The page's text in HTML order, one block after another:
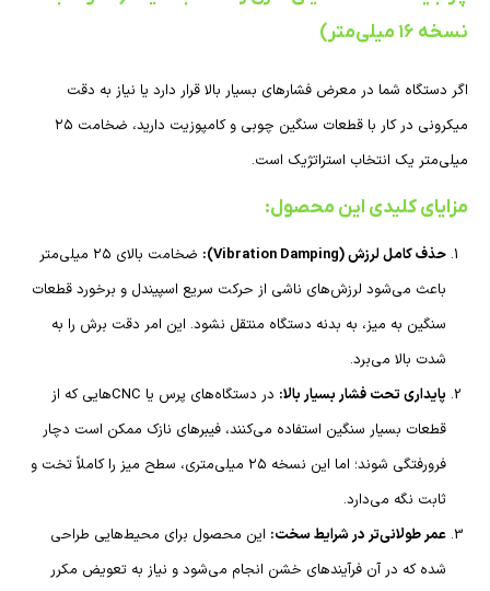
نسخه ۱۶ میلی‌متر)
اگر دستگاه شما در معرض فشارهای بسیار بالا قرار دارد یا نیاز به دقت
میکرونی در کار با قطعات سنگین چوبی و کامپوزیت دارید، ضخامت ۲۵
میلی‌متر یک انتخاب استراتژیک است.
مزایای کلیدی این محصول:
حذف کامل لرزش (Vibration Damping):
ضخامت بالای ۲۵ میلی‌متر
باعث می‌شود لرزش‌های ناشی از حرکت سریع اسپیندل و برخورد قطعات
سنگین به میز، به بدنه دستگاه منتقل نشود. این امر دقت برش را به
شدت بالا می‌برد.
پایداری تحت فشار بسیار بالا:
در دستگاه‌های پرس یا CNCهایی که از
قطعات بسیار سنگین استفاده می‌کنند، فیبرهای نازک ممکن است دچار
فرورفتگی شوند؛ اما این نسخه ۲۵ میلی‌متری، سطح میز را کاملاً تخت و
ثابت نگه می‌دارد.
عمر طولانی‌تر در شرایط سخت: این محصول برای محیط‌هایی طراحی
شده که در آن فرآیندهای خشن انجام می‌شود و نیاز به تعویض مکرر